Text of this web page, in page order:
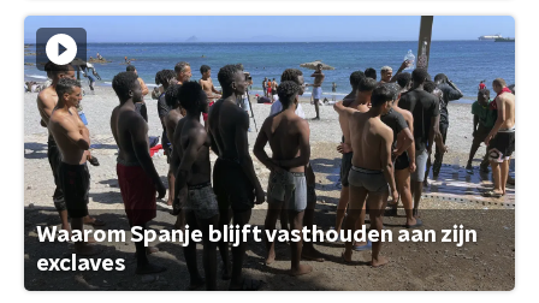
Waarom Spanje blijft vasthouden aan zijn
exclaves